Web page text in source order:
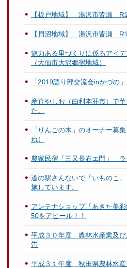
【板戸地域】 湯沢市皆瀬
【貝沼地域】 湯沢市皆瀬
魅力ある里づくりに係るアイ
（大仙市大沢郷宿地域）
「2019語り部交流会inかづの
産直やしお（由利本荘市）で
た。
「りんごの木」のオーナー募
ね）
農家民宿「三又長右エ門」 ラ
道の駅さんないで「いものこ
施しています。
アンテナショップ「あきた美
50をアピール！！
平成３０年度 農林水産業及び
告
平成３１年度 秋田県農林水産